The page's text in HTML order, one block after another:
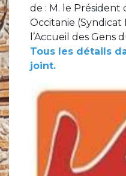
de : M. le Président
Occitanie
l’Accueil des Gens
Tous les détails
joint.